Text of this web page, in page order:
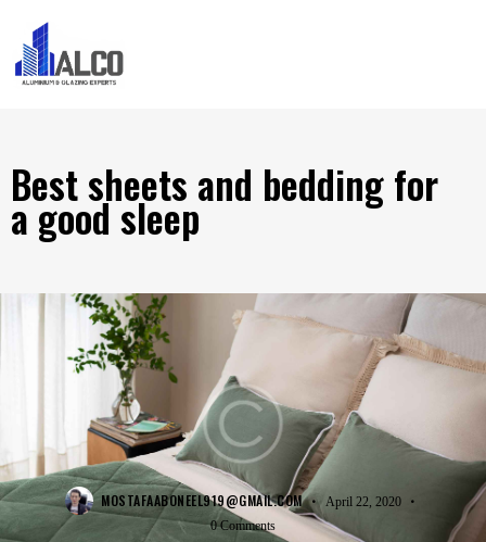
Best sheets and bedding for
a good sleep
DECOR
MOSTAFAABONEEL919@GMAIL.COM
April 22, 2020
0 Comments